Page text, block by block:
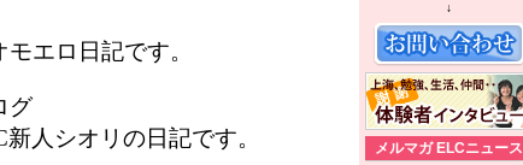
↓
メルマガ ELCニュース
エロ日記です。
グ
人シオリの日記です。